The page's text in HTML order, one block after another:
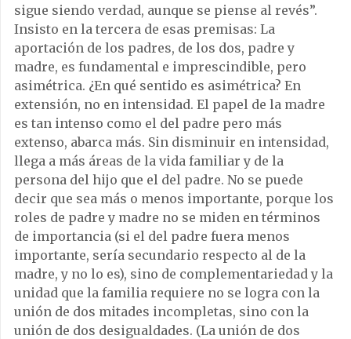
sigue siendo verdad, aunque se piense al revés”.
Insisto en la tercera de esas premisas: La
aportación de los padres, de los dos, padre y
madre, es fundamental e imprescindible, pero
asimétrica. ¿En qué sentido es asimétrica? En
extensión, no en intensidad. El papel de la madre
es tan intenso como el del padre pero más
extenso, abarca más. Sin disminuir en intensidad,
llega a más áreas de la vida familiar y de la
persona del hijo que el del padre. No se puede
decir que sea más o menos importante, porque los
roles de padre y madre no se miden en términos
de importancia (si el del padre fuera menos
importante, sería secundario respecto al de la
madre, y no lo es), sino de complementariedad y la
unidad que la familia requiere no se logra con la
unión de dos mitades incompletas, sino con la
unión de dos desigualdades. (La unión de dos